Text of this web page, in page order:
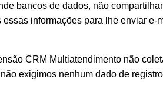
bancos de dados, não
informações para lhe enviar
CRM Multiatendimento não
exigimos nenhum dado de